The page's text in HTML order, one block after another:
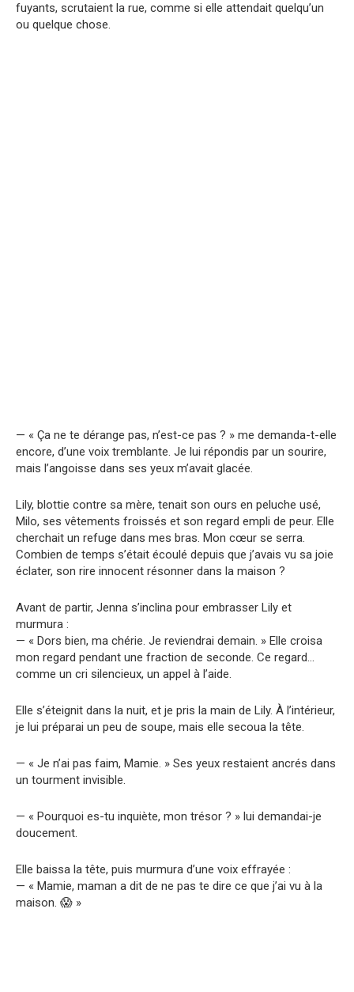
fuyants, scrutaient la rue, comme si elle attendait quelqu’un
ou quelque chose.
— « Ça ne te dérange pas, n’est-ce pas ? » me demanda-t-elle
encore, d’une voix tremblante. Je lui répondis par un sourire,
mais l’angoisse dans ses yeux m’avait glacée.
Lily, blottie contre sa mère, tenait son ours en peluche usé,
Milo, ses vêtements froissés et son regard empli de peur. Elle
cherchait un refuge dans mes bras. Mon cœur se serra.
Combien de temps s’était écoulé depuis que j’avais vu sa joie
éclater, son rire innocent résonner dans la maison ?
Avant de partir, Jenna s’inclina pour embrasser Lily et
murmura :
— « Dors bien, ma chérie. Je reviendrai demain. » Elle croisa
mon regard pendant une fraction de seconde. Ce regard…
comme un cri silencieux, un appel à l’aide.
Elle s’éteignit dans la nuit, et je pris la main de Lily. À l’intérieur,
je lui préparai un peu de soupe, mais elle secoua la tête.
— « Je n’ai pas faim, Mamie. » Ses yeux restaient ancrés dans
un tourment invisible.
— « Pourquoi es-tu inquiète, mon trésor ? » lui demandai-je
doucement.
Elle baissa la tête, puis murmura d’une voix effrayée :
— « Mamie, maman a dit de ne pas te dire ce que j’ai vu à la
maison. 😱 »